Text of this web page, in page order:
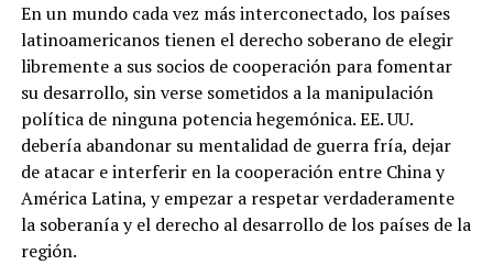
En un mundo cada vez más interconectado, los países
latinoamericanos tienen el derecho soberano de elegir
libremente a sus socios de cooperación para fomentar
su desarrollo, sin verse sometidos a la manipulación
política de ninguna potencia hegemónica. EE. UU.
debería abandonar su mentalidad de guerra fría, dejar
de atacar e interferir en la cooperación entre China y
América Latina, y empezar a respetar verdaderamente
la soberanía y el derecho al desarrollo de los países de la
región.